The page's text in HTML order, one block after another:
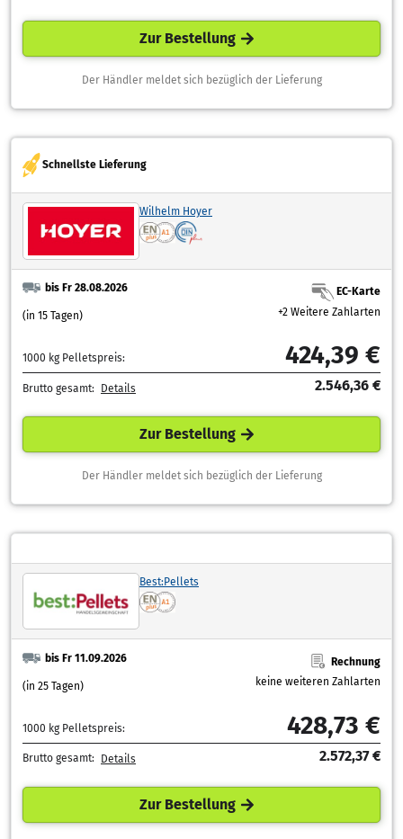
Zur Bestellung
Der Händler meldet sich bezüglich der Lieferung
Schnellste Lieferung
Wilhelm Hoyer
bis Fr 28.08.2026
(in 15 Tagen)
EC-Karte
+2 Weitere Zahlarten
1000 kg Pelletspreis: 424,39 €
Brutto gesamt: Details 2.546,36 €
Zur Bestellung
Der Händler meldet sich bezüglich der Lieferung
Best:Pellets
bis Fr 11.09.2026
(in 25 Tagen)
Rechnung
keine weiteren Zahlarten
1000 kg Pelletspreis: 428,73 €
Brutto gesamt: Details 2.572,37 €
Zur Bestellung